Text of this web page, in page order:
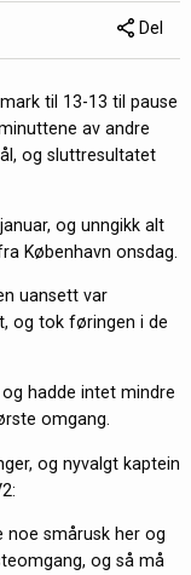
Del
til 13-13 til pause
av andre
og sluttresultatet
og unngikk alt
København onsdag.
uansett var
og tok føringen i de
hadde intet mindre
omgang.
og nyvalgt kaptein
noe smårusk her og
og så må